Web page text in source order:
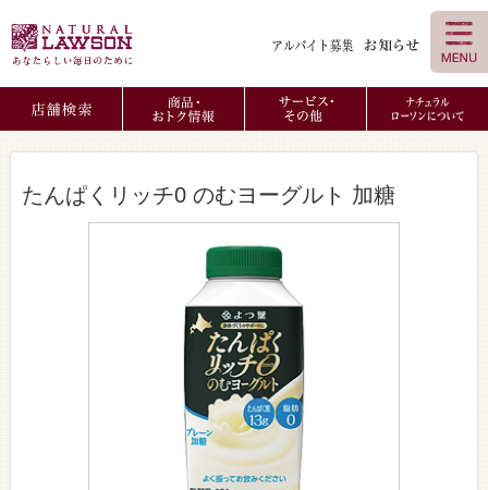
たんぱくリッチ0 のむヨーグルト 加糖